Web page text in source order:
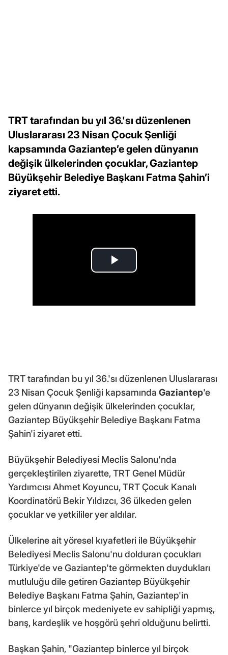
TRT tarafından bu yıl 36.'sı düzenlenen
Uluslararası 23 Nisan Çocuk Şenliği
kapsamında Gaziantep’e gelen dünyanın
değişik ülkelerinden çocuklar, Gaziantep
Büyükşehir Belediye Başkanı Fatma Şahin’i
ziyaret etti.
TRT tarafından bu yıl 36.'sı düzenlenen Uluslararası
23 Nisan Çocuk Şenliği kapsamında Gaziantep'e
gelen dünyanın değişik ülkelerinden çocuklar,
Gaziantep Büyükşehir Belediye Başkanı Fatma
Şahin'i ziyaret etti.
Büyükşehir Belediyesi Meclis Salonu'nda
gerçekleştirilen ziyarette, TRT Genel Müdür
Yardımcısı Ahmet Koyuncu, TRT Çocuk Kanalı
Koordinatörü Bekir Yıldızcı, 36 ülkeden gelen
çocuklar ve yetkililer yer aldılar.
Ülkelerine ait yöresel kıyafetleri ile Büyükşehir
Belediyesi Meclis Salonu'nu dolduran çocukları
Türkiye'de ve Gaziantep'te görmekten duydukları
mutluluğu dile getiren Gaziantep Büyükşehir
Belediye Başkanı Fatma Şahin, Gaziantep'in
binlerce yıl birçok medeniyete ev sahipliği yapmış,
barış, kardeşlik ve hoşgörü şehri olduğunu belirtti.
Başkan Şahin, "Gaziantep binlerce yıl birçok